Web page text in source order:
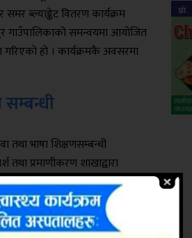
ब्ल्याङ्केट वितरण कार्यक्रम
गाउँपालिकाको समन्वयमा आयोजित
हो । कार्यक्रमकै अवसरमा
तथा भाषा शिक्षणसम्बन्धी
प्रमाणीकरण शाखाद्वारा
उक्त निर्देशिका खारेज गरिएको
कक्षा (सञ्चालन र व्यवस्थापन)